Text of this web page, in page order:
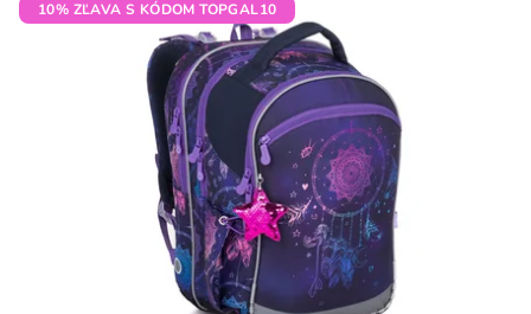
10% ZĽAVA S KÓDOM TOPGAL10